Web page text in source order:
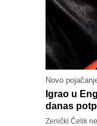
Novo
Igrao u
danas
Zenički Čelik